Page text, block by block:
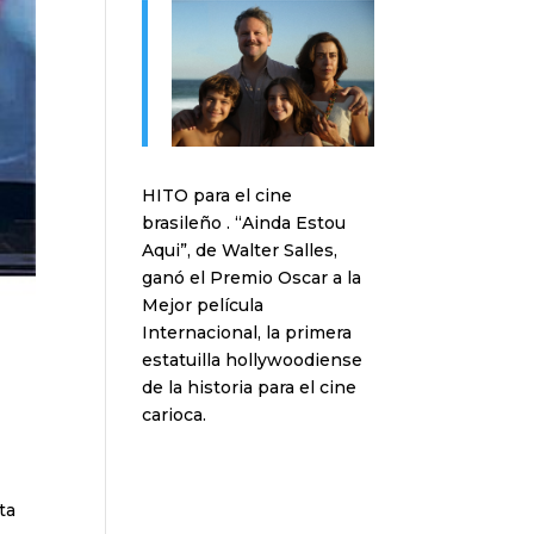
HITO para el cine
brasileño . “Ainda Estou
Aqui”, de Walter Salles,
ganó el Premio Oscar a la
Mejor película
Internacional, la primera
estatuilla hollywoodiense
de la historia para el cine
carioca.